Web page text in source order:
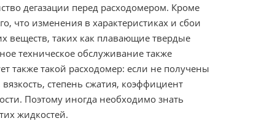
дегазации перед расходомером. Кроме
что изменения в характеристиках и сбои
веществ, таких как плавающие твердые
техническое обслуживание также
также такой расходомер: если не получены
степень сжатия, коэффициент
Поэтому иногда необходимо знать
жидкостей.